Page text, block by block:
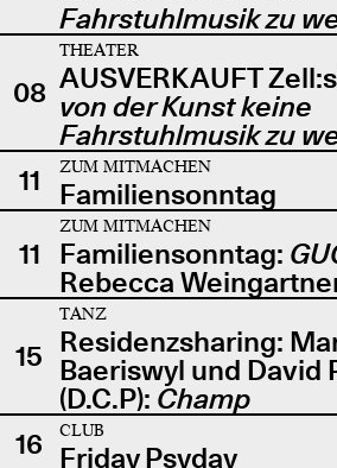
Fahrstuhlmusik zu
08
THEATER
AUSVERKAUFT
von der Kunst keine
Fahrstuhlmusik zu
11
ZUM MITMACHEN
Familiensonntag
11
ZUM MITMACHEN
Familiensonntag:
Rebecca
15
TANZ
Residenzsharing:
Baeriswyl und David
(D.C.P): Champ
16
CLUB
Friday Psyday